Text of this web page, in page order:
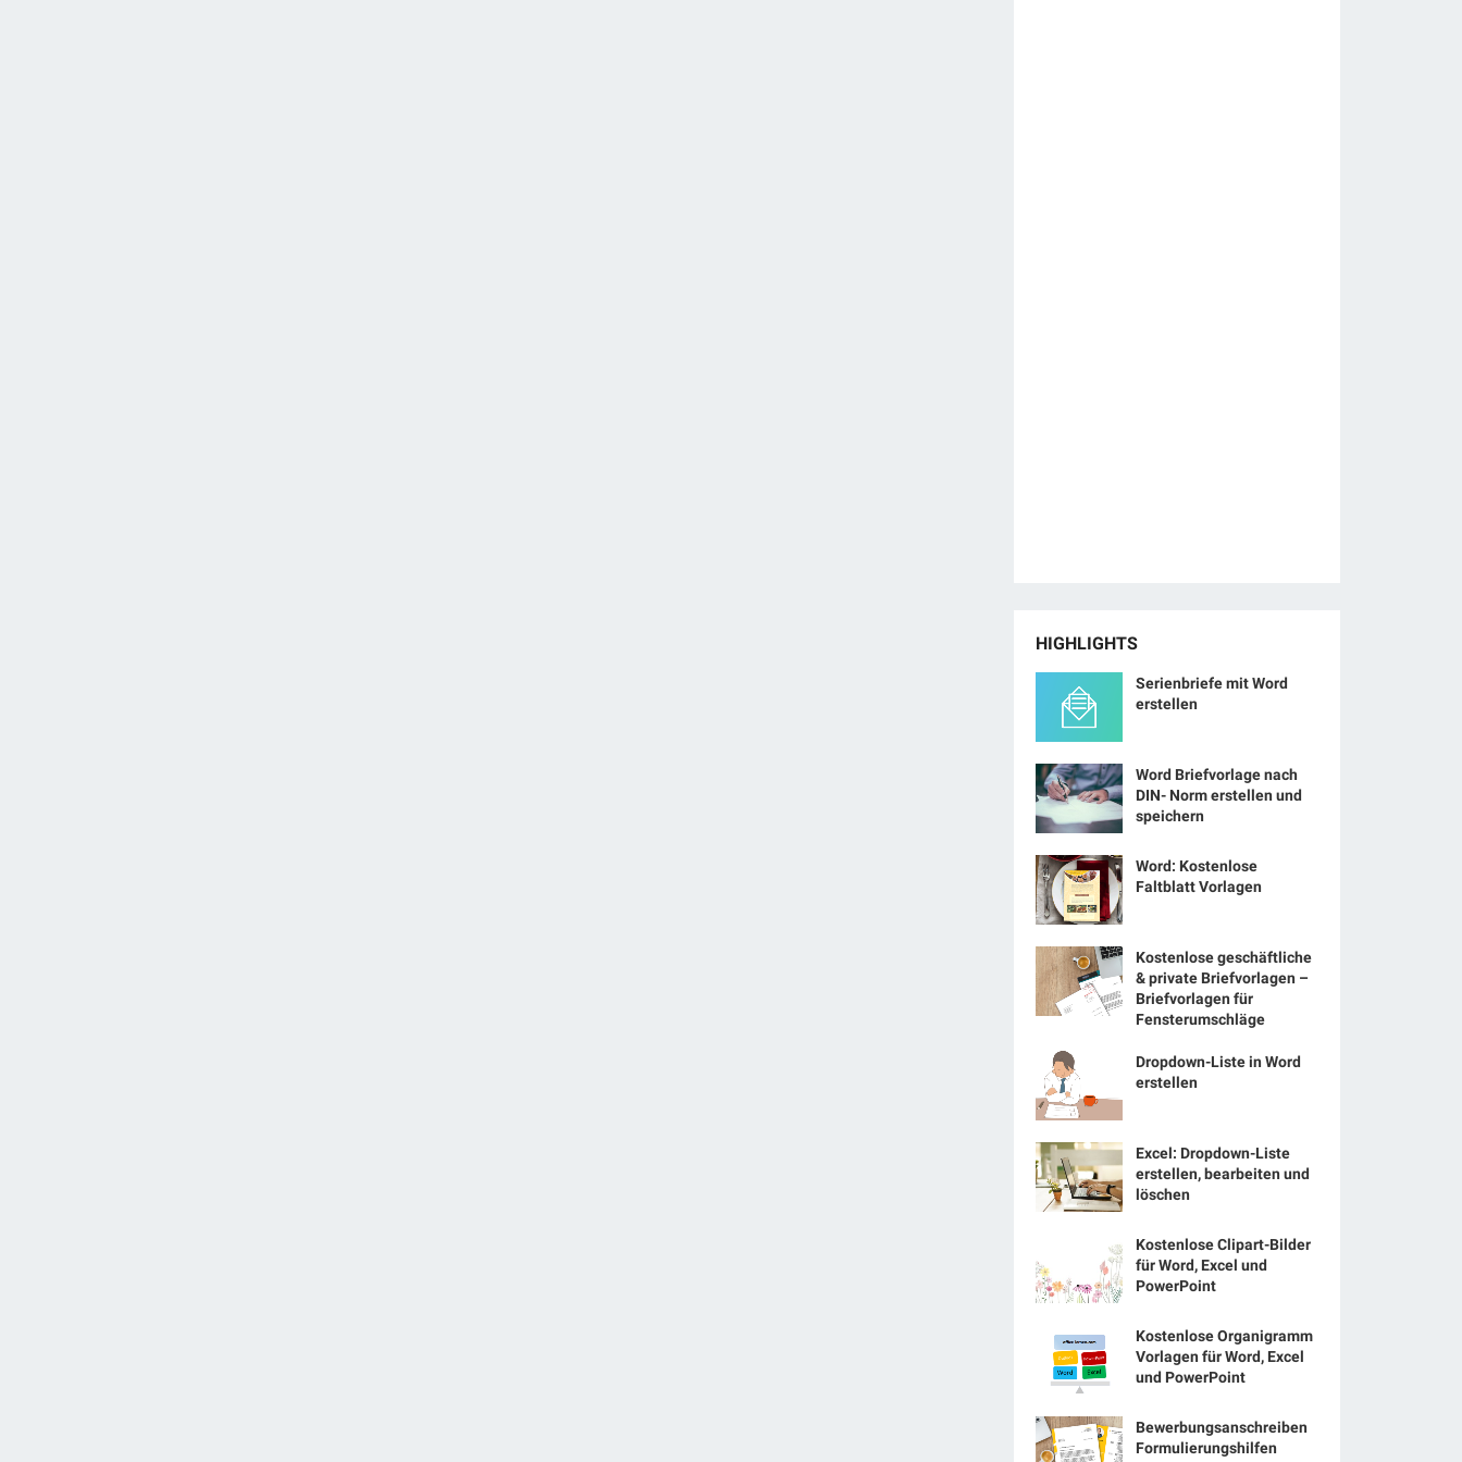
HIGHLIGHTS
Serienbriefe mit Word
erstellen
Word Briefvorlage nach
DIN- Norm erstellen und
speichern
Word: Kostenlose
Faltblatt Vorlagen
Kostenlose geschäftliche
& private Briefvorlagen –
Briefvorlagen für
Fensterumschläge
Dropdown-Liste in Word
erstellen
Excel: Dropdown-Liste
erstellen, bearbeiten und
löschen
Kostenlose Clipart-Bilder
für Word, Excel und
PowerPoint
Kostenlose Organigramm
Vorlagen für Word, Excel
und PowerPoint
Bewerbungsanschreiben
Formulierungshilfen